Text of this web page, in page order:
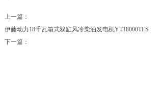
上一篇：
伊藤动力18千瓦箱式双缸风冷柴油发电机YT18000TES
下一篇：